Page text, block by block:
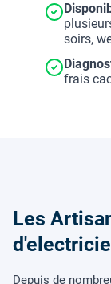
soirs,
frais
Les
Depuis de